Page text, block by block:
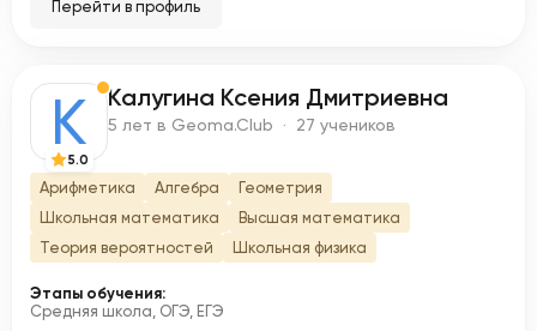
Перейти в профиль
К
5.0
Калугина Ксения Дмитриевна
5 лет в Geoma.Club · 27 учеников
Арифметика Алгебра
Геометрия
Школьная математика
Высшая математика
Теория вероятностей
Школьная физика
Этапы обучения:
Средняя школа, ОГЭ, ЕГЭ